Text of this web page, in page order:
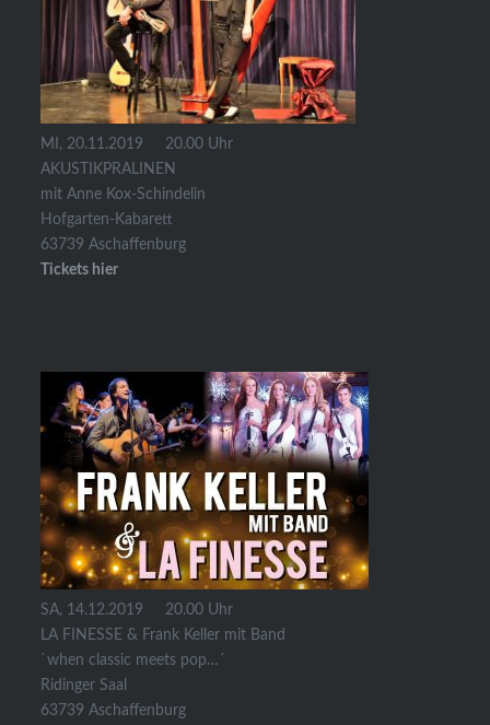
MI, 20.11.2019 20.00 Uhr
AKUSTIKPRALINEN
mit Anne Kox-Schindelin
Hofgarten-Kabarett
63739 Aschaffenburg
Tickets hier
SA, 14.12.2019 20.00 Uhr
LA FINESSE & Frank Keller mit Band
`when classic meets pop…´
Ridinger Saal
63739 Aschaffenburg